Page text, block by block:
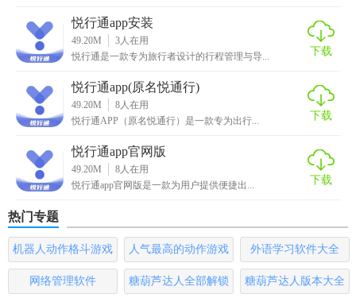
2. 用户社区：用户可以在社区中分享驾驶经验、路况信息和
优惠信息。
3. 个性化设置：用户可以根据自己的需求，设置个性化的界
面和功能。
4. 安全驾驶提醒：根据实时路况和交通规则，提供安全驾驶
提醒和建议。
5. 紧急救援服务：在车辆发生故障或事故时，提供紧急救援
悦行通app玩法
1. 启动应用：打开悦行通APP，进入主界面。
悦行通app安装
49.20M 3人在用
悦行通是一款专为旅行者设计的行程管理与导...
下载
悦行通app(原名悦通行)
49.20M 8人在用
悦行通APP（原名悦通行）是一款专为出行...
下载
悦行通app官网版
49.20M 8人在用
悦行通app官网版是一款为用户提供便捷出...
下载
热门专题
机器人动作格斗游戏
大全
人气最高的动作游戏
排行榜
外语学习软件大全
网络管理软件
糖葫芦达人全部解锁
糖葫芦达人版本大全